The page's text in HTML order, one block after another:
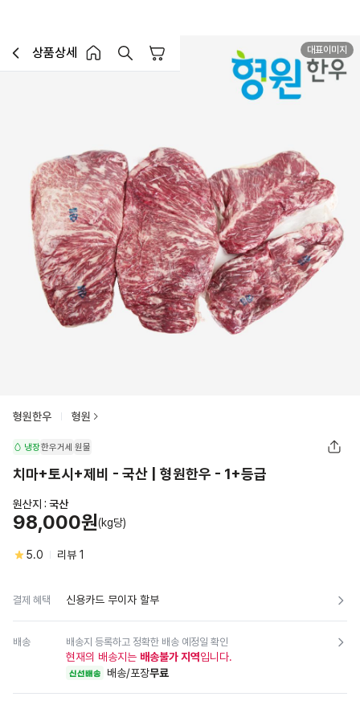
이전페이지로 이동
상품상세
홈 버튼홈 장바구니
대표이미지
형원한우 형원
냉장한우거세 원물
치마+토시+제비 - 국산 | 형원한우 - 1+등급
원산지 : 국산
98,000원(kg당)
5.0 리뷰 1
결제 혜택 신용카드 무이자 할부
배송 배송지 등록하고 정확한 배송 예정일 확인
현재의 배송지는 배송불가 지역입니다.
신선배송 배송/포장무료